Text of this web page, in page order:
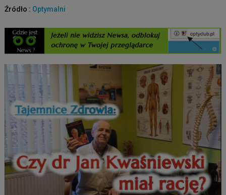
Źródło : Optymalni